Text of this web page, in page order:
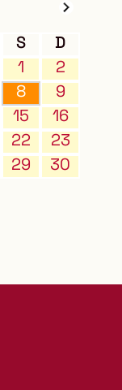
S
D
1
2
8
9
15
16
22
23
29
30